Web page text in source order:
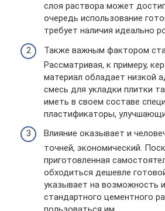
слоя раствора может
очередь использование
требует наличия идеально
Также важным фактором
Рассматривая, к примеру,
материал обладает низкой
смесь для укладки плитки
иметь в своем составе
пластификаторы,
Влияние оказывает и
точней, экономический.
приготовленная
обходиться дешевле
указывает на возможность
стандартного цементного